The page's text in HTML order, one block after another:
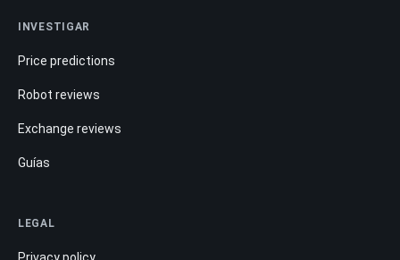
INVESTIGAR
Price predictions
Robot reviews
Exchange reviews
Guías
LEGAL